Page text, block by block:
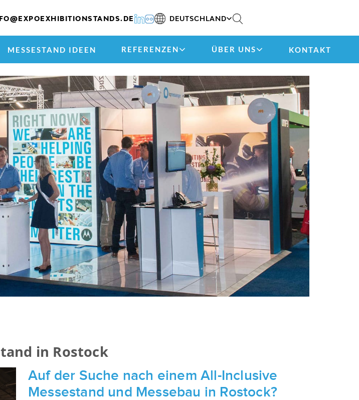
DEUTSCHLAND
MESSESTAND IDEEN REFERENZEN ÜBER UNS KONTAKT
in Rostock
Auf der Suche nach einem All-Inclusive
Messestand und Messebau in Rostock?